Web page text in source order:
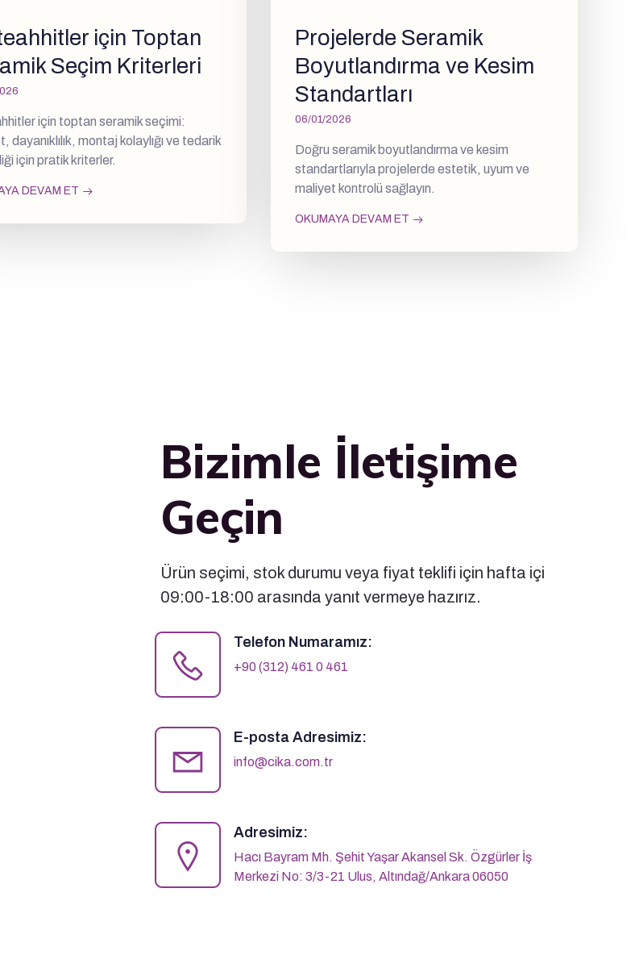
için Toptan
Seçim Kriterleri
için toptan seramik seçimi:
dayanıklılık, montaj kolaylığı ve tedarik
için pratik kriterler.
DEVAM ET
Projelerde Seramik
Boyutlandırma ve Kesim
Standartları
06/01/2026
Doğru seramik boyutlandırma ve kesim
standartlarıyla projelerde estetik, uyum ve
maliyet kontrolü sağlayın.
OKUMAYA DEVAM ET
Bizimle İletişime
Geçin
Ürün seçimi, stok durumu veya fiyat teklifi için hafta içi
09:00-18:00 arasında yanıt vermeye hazırız.
Telefon Numaramız:
+90 (312) 461 0 461
E-posta Adresimiz:
info@cika.com.tr
Adresimiz:
Hacı Bayram Mh. Şehit Yaşar Akansel Sk. Özgürler İş
Merkezi No: 3/3-21 Ulus, Altındağ/Ankara 06050